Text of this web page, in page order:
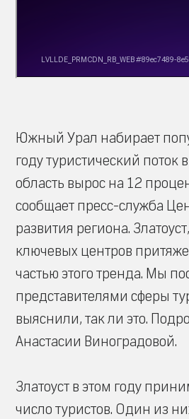
Южный Урал набирает
году туристический поток
область вырос на 12
сообщает пресс-служба
развития региона.
ключевых центров
частью этого тренда. Мы
представителями сферы
выяснили, так ли это.
Анастасии Виноградовой.
Златоуст в этом году
число туристов. Один из